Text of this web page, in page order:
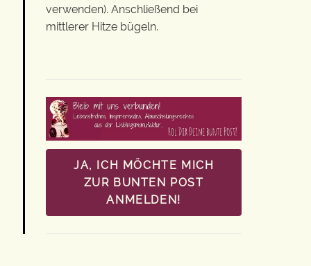
verwenden). Anschließend bei
mittlerer Hitze bügeln.
JA, ICH MÖCHTE MICH
ZUR BUNTEN POST
ANMELDEN!